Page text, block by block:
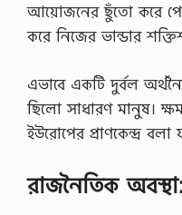
আয়োজনের ছুঁতো করে
করে নিজের ভান্ডার
এভাবে একটি দুর্বল
ছিলো সাধারণ মানুষ।
ইউরোপের প্রাণকেন্দ্র বলা
রাজনৈতিক